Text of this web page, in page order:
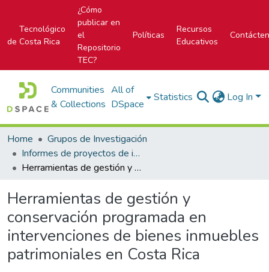
Tecnológico
de Costa Rica
¿Cómo
publicar en
el
Repositorio
TEC?
Políticas
Recursos
Educativos
Communities
& Collections
All of
DSpace
Statistics Log In
Home
Grupos de Investigación
Informes de proyectos de investigación
Herramientas de gestión y conservación programada en intervenciones de bienes inmuebles patrimoniales en Costa Rica
Herramientas de gestión y
conservación programada en
intervenciones de bienes inmuebles
patrimoniales en Costa Rica